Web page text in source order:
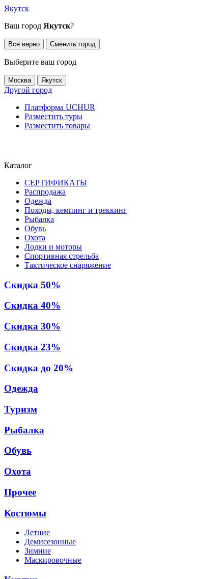
Якутск
Ваш город Якутск?
Всё верно Сменить город
Выберите ваш город
Москва Якутск
Другой город
Платформа UCHUR
Разместить туры
Разместить товары
Каталог
СЕРТИФИКАТЫ
Распродажа
Одежда
Походы, кемпинг и треккинг
Рыбалка
Обувь
Охота
Лодки и моторы
Спортивная стрельба
Тактическое снаряжение
Скидка 50%
Скидка 40%
Скидка 30%
Скидка 23%
Скидка до 20%
Одежда
Туризм
Рыбалка
Обувь
Охота
Прочее
Костюмы
Летние
Демисезонные
Зимние
Маскировочные